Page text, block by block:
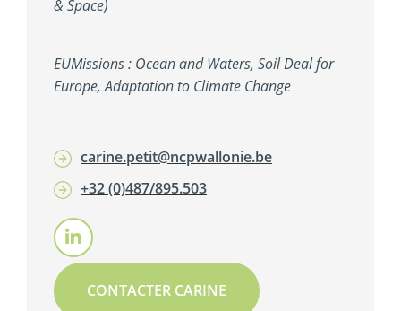
& Space)
EUMissions : Ocean and Waters, Soil Deal for
Europe, Adaptation to Climate Change
carine.petit@ncpwallonie.be
+32 (0)487/895.503
CONTACTER CARINE